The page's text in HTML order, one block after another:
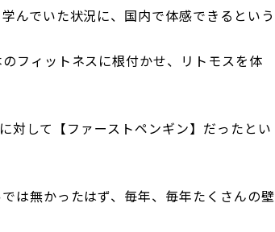
んでいた状況に、国内で体感できるという
フィットネスに根付かせ、リトモスを体
対して【ファーストペンギン】だったとい
は無かったはず、毎年、毎年たくさんの壁